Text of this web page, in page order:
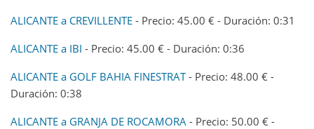
ALICANTE a CREVILLENTE - Precio: 45.00 € - Duración: 0:31
ALICANTE a IBI - Precio: 45.00 € - Duración: 0:36
ALICANTE a GOLF BAHIA FINESTRAT- Precio: 48.00 € -
Duración: 0:38
ALICANTE a GRANJA DE ROCAMORA - Precio: 50.00 € -